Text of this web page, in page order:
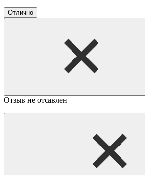
Отлично
Отзыв не отсавлен